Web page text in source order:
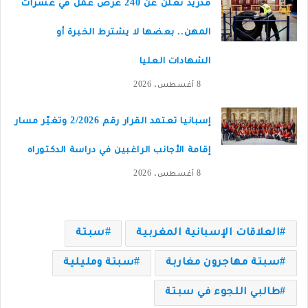
مدريد تعلن عن 240 عرض عمل في عشرات
المهن.. بعضها لا يشترط الخبرة أو
الشهادات العليا
8 أغسطس، 2026
إسبانيا تعتمد القرار رقم 2/2026 وتغيّر مسار
إقامة الأجانب الراغبين في دراسة الدكتوراه
8 أغسطس، 2026
العلاقات الإسبانية المغربية سبتة
سبتة مهاجرون مغاربة سبتة ومليلية
طالبي اللجوء في سبتة